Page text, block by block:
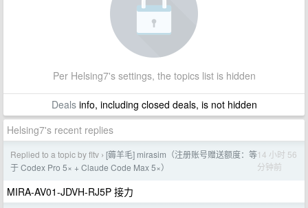
Per Helsing7's settings, the topics list is hidden
Dealsinfo, including closed deals, is not hidden
Helsing7's recent replies
Replied to a topic by fltv › [薅羊毛] mirasim（注册账号赠送额度：等
于 Codex Pro 5× + Claude Code Max 5×）
14 小时 56
分钟前
MIRA-AV01-JDVH-RJ5P 接力